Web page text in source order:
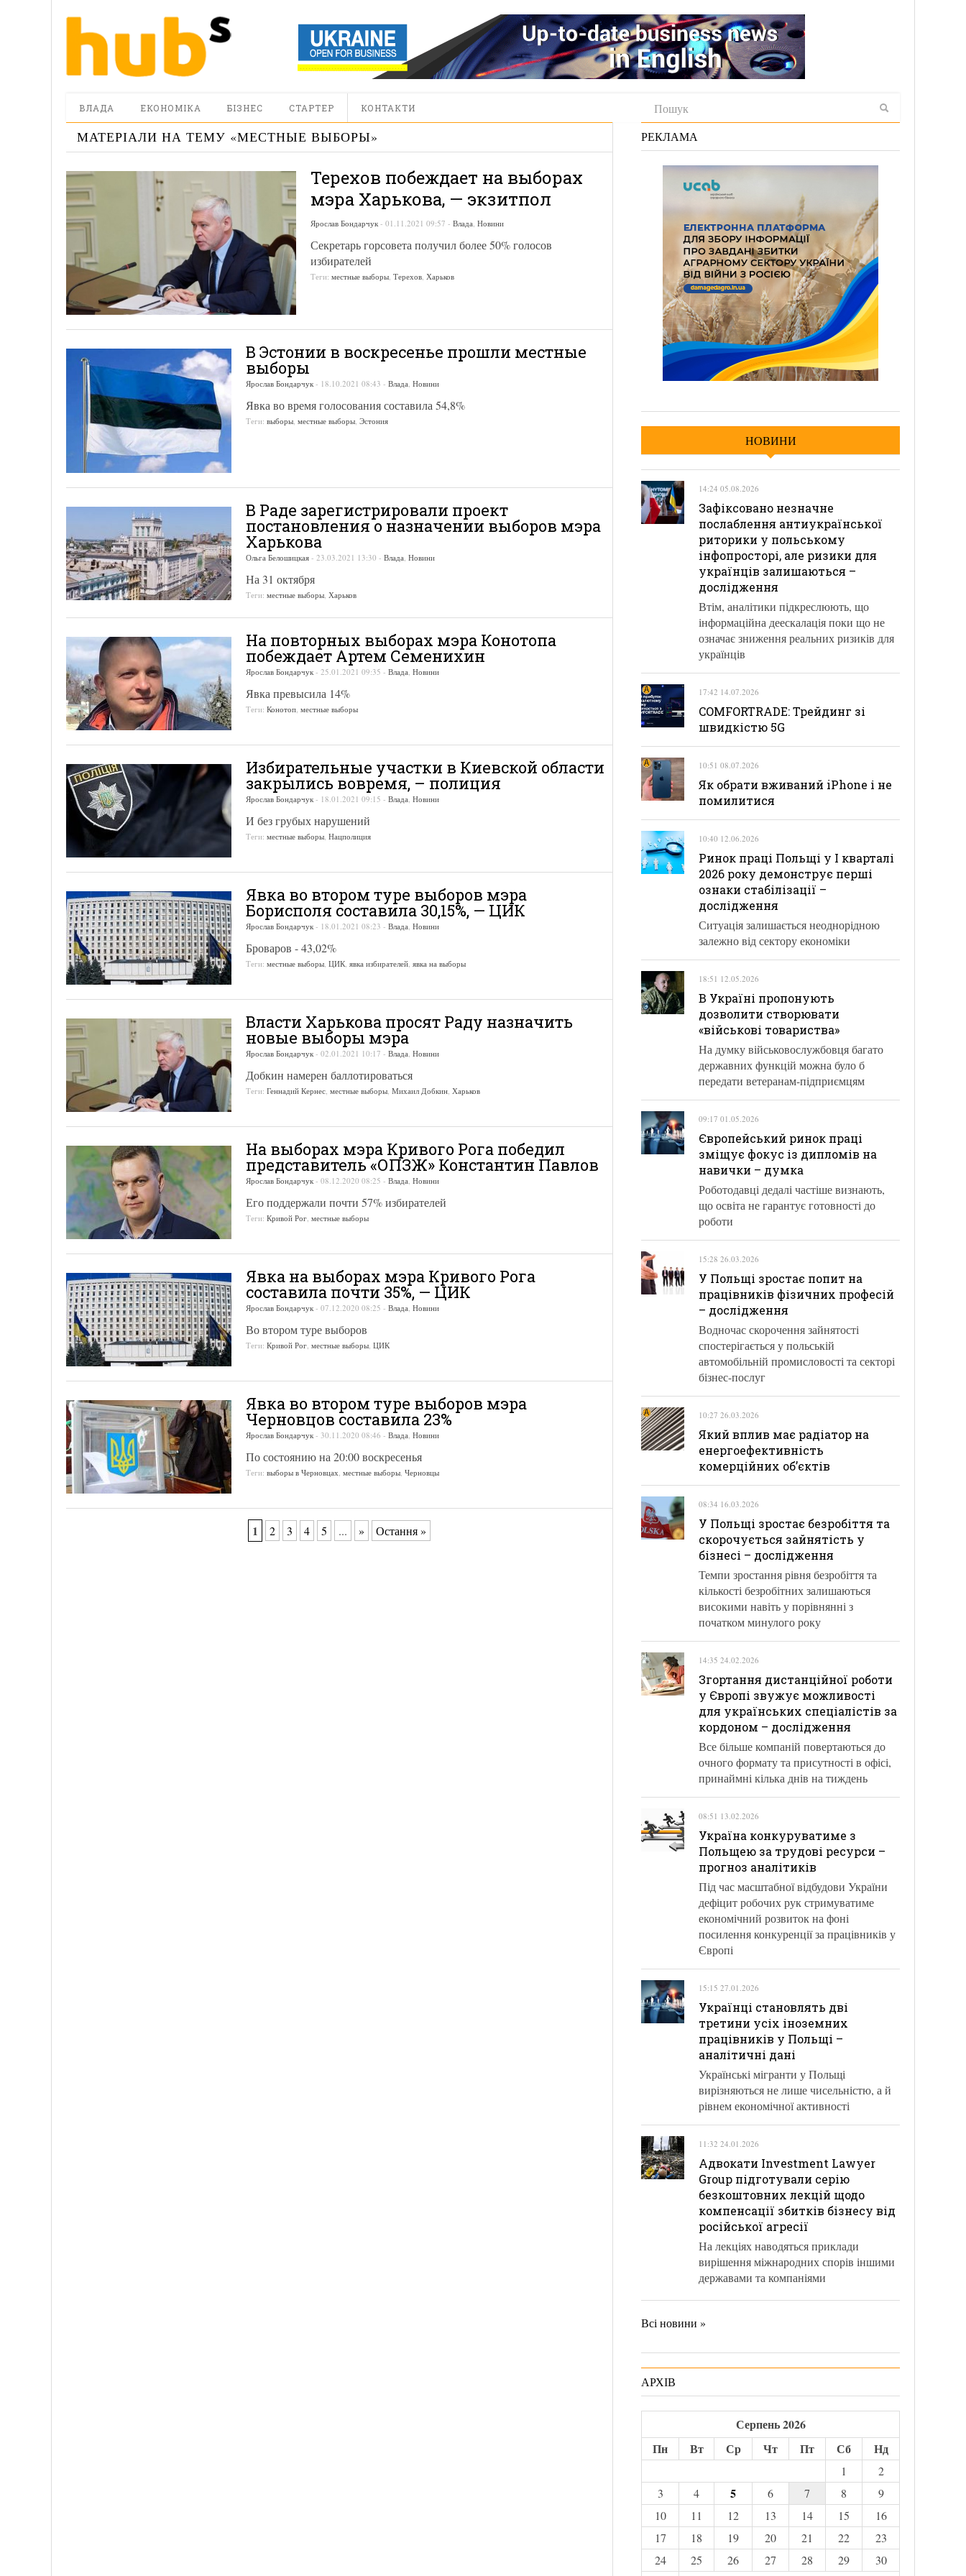
ВЛАДА ЕКОНОМІКА БІЗНЕС СТАРТЕР КОНТАКТИ
МАТЕРІАЛИ НА ТЕМУ «МЕСТНЫЕ ВЫБОРЫ»
Терехов побеждает на выборах
мэра Харькова, — экзитпол
Ярослав Бондарчук - 01.11.2021 09:57 - Влада, Новини
Секретарь горсовета получил более 50% голосов
избирателей
Теги: местные выборы, Терехов, Харьков
В Эстонии в воскресенье прошли местные
выборы
Ярослав Бондарчук - 18.10.2021 08:43 - Влада, Новини
Явка во время голосования составила 54,8%
Теги: выборы, местные выборы, Эстония
В Раде зарегистрировали проект
постановления о назначении выборов мэра
Харькова
Ольга Белошицкая - 23.03.2021 13:30 - Влада Новини
На 31 октября
Теги: местные выборы Харьков
На повторных выборах мэра Конотопа
побеждает Артем Семенихин
Ярослав Бондарчук - 25.01.2021 09:35 - Влада Новини
Явка превысила 14%
Теги: Конотоп местные выборы
Избирательные участки в Киевской области
закрылись вовремя, – полиция
Ярослав Бондарчук - 18.01.2021 09:15 - Влада Новини
И без грубых нарушений
Теги: местные выборы Нацполиция
Явка во втором туре выборов мэра
Борисполя составила 30,15%, — ЦИК
Ярослав Бондарчук - 18.01.2021 08:23 - Влада Новини
Броваров - 43,02%
Теги: местные выборы ЦИК явка избирателей явка на выборы
Власти Харькова просят Раду назначить
новые выборы мэра
Ярослав Бондарчук - 02.01.2021 10:17 - Влада Новини
Добкин намерен баллотироваться
Теги: Геннадий Кернес местные выборы Михаил Добкин Харьков
На выборах мэра Кривого Рога победил
представитель «ОПЗЖ» Константин Павлов
Ярослав Бондарчук - 08.12.2020 08:25 - Влада Новини
Его поддержали почти 57% избирателей
Теги: Кривой Рог местные выборы
Явка на выборах мэра Кривого Рога
составила почти 35%, — ЦИК
Ярослав Бондарчук - 07.12.2020 08:25 - Влада Новини
Во втором туре выборов
Теги: Кривой Рог местные выборы ЦИК
Явка во втором туре выборов мэра
Черновцов составила 23%
Ярослав Бондарчук - 30.11.2020 08:46 - Влада Новини
По состоянию на 20:00 воскресенья
Теги: выборы в Черновцах местные выборы Черновцы
1 2 3 4 5 ... » Остання »
РЕКЛАМА
НОВИНИ
14:24 05.08.2026
Зафіксовано незначне
послаблення антиукраїнської
риторики у польському
інфопросторі, але ризики для
українців залишаються –
дослідження
Втім, аналітики підкреслюють, що
інформаційна деескалація поки що не
означає зниження реальних ризиків для
українців
17:42 14.07.2026
COMFORTRADE: Трейдинг зі
швидкістю 5G
10:51 08.07.2026
Як обрати вживаний iPhone і не
помилитися
10:40 12.06.2026
Ринок праці Польщі у І кварталі
2026 року демонструє перші
ознаки стабілізації –
дослідження
Ситуація залишається неоднорідною
залежно від сектору економіки
18:51 12.05.2026
В Україні пропонують
дозволити створювати
«військові товариства»
На думку військовослужбовця багато
державних функцій можна було б
передати ветеранам-підприємцям
09:17 01.05.2026
Європейський ринок праці
зміщує фокус із дипломів на
навички – думка
Роботодавці дедалі частіше визнають,
що освіта не гарантує готовності до
роботи
15:28 26.03.2026
У Польщі зростає попит на
працівників фізичних професій
– дослідження
Водночас скорочення зайнятості
спостерігається у польській
автомобільній промисловості та секторі
бізнес-послуг
10:27 26.03.2026
Який вплив має радіатор на
енергоефективність
комерційних об’єктів
08:34 16.03.2026
У Польщі зростає безробіття та
скорочується зайнятість у
бізнесі – дослідження
Темпи зростання рівня безробіття та
кількості безробітних залишаються
високими навіть у порівнянні з
початком минулого року
14:35 24.02.2026
Згортання дистанційної роботи
у Європі звужує можливості
для українських спеціалістів за
кордоном – дослідження
Все більше компаній повертаються до
очного формату та присутності в офісі,
принаймні кілька днів на тиждень
08:51 13.02.2026
Україна конкуруватиме з
Польщею за трудові ресурси –
прогноз аналітиків
Під час масштабної відбудови України
дефіцит робочих рук стримуватиме
економічний розвиток на фоні
посилення конкуренції за працівників у
Європі
15:15 27.01.2026
Українці становлять дві
третини усіх іноземних
працівників у Польщі –
аналітичні дані
Українські мігранти у Польщі
вирізняються не лише чисельністю, а й
рівнем економічної активності
11:32 24.01.2026
Адвокати Investment Lawyer
Group підготували серію
безкоштовних лекцій щодо
компенсації збитків бізнесу від
російської агресії
На лекціях наводяться приклади
вирішення міжнародних спорів іншими
державами та компаніями
Всі новини »
АРХІВ
Серпень 2026
Пн
Вт Ср Чт Пт Сб Нд
1
2
3
4 5 6 7 8
9
10
11 12 13 14 15
16
17
18 19 20 21 22
23
24
25 26 27 28 29
30